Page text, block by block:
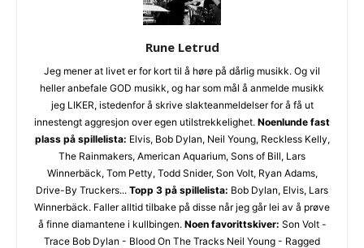
alt, så en høflig påminnelse om at du har sendt oss musikken
Og vi er hverken så strenge eller skumle som disse punktene
skulle tilsi
Rune Letrud
Jeg mener at livet er for kort til å høre på dårlig musikk. Og vil
heller anbefale GOD musikk, og har som mål å anmelde musikk
jeg LIKER, istedenfor å skrive slakteanmeldelser for å få ut
innestengt aggresjon over egen utilstrekkelighet. Noenlunde fast
plass på spillelista: Elvis, Bob Dylan, Neil Young, Reckless Kelly,
The Rainmakers, American Aquarium, Sons of Bill, Lars
Winnerbäck, Tom Petty, Todd Snider, Son Volt, Ryan Adams,
Drive-By Truckers... Topp 3 på spillelista: Bob Dylan, Elvis, Lars
Winnerbäck. Faller alltid tilbake på disse når jeg går lei av å prøve
å finne diamantene i kullbingen. Noen favorittskiver: Son Volt -
Trace Bob Dylan - Blood On The Tracks Neil Young - Ragged